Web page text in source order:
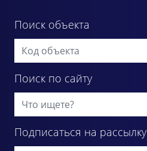
Поиск объекта
Поиск по сайту
Подписаться на рассылку